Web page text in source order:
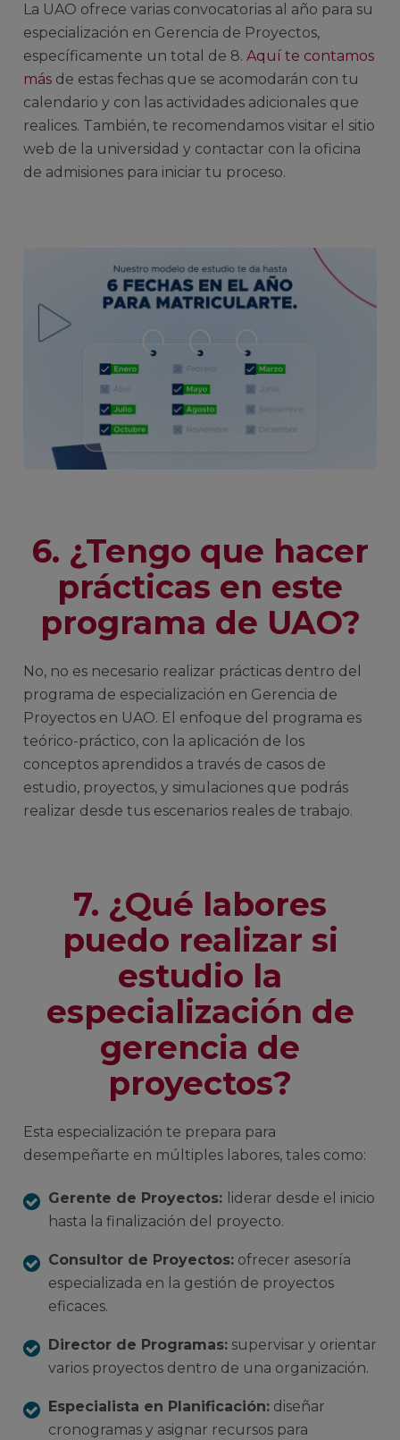
La UAO ofrece varias convocatorias al año para su
especialización en Gerencia de Proyectos,
específicamente un total de 8. Aquí te contamos
más de estas fechas que se acomodarán con tu
calendario y con las actividades adicionales que
realices. También, te recomendamos visitar el sitio
web de la universidad y contactar con la oficina
de admisiones para iniciar tu proceso.
6. ¿Tengo que hacer
prácticas en este
programa de UAO?
No, no es necesario realizar prácticas dentro del
programa de especialización en Gerencia de
Proyectos en UAO. El enfoque del programa es
teórico-práctico, con la aplicación de los
conceptos aprendidos a través de casos de
estudio, proyectos, y simulaciones que podrás
realizar desde tus escenarios reales de trabajo.
7. ¿Qué labores
puedo realizar si
estudio la
especialización de
gerencia de
proyectos?
Esta especialización te prepara para
desempeñarte en múltiples labores, tales como:
Gerente de Proyectos: liderar desde el inicio
hasta la finalización del proyecto.
Consultor de Proyectos: ofrecer asesoría
especializada en la gestión de proyectos
eficaces.
Director de Programas: supervisar y orientar
varios proyectos dentro de una organización.
Especialista en Planificación: diseñar
cronogramas y asignar recursos para